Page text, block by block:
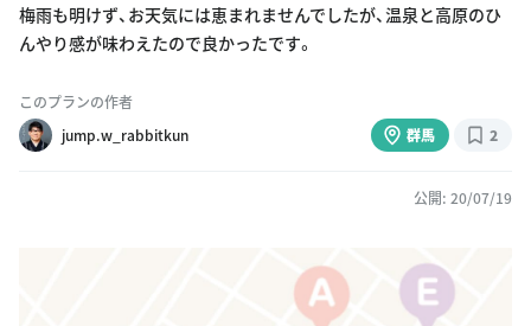
梅雨も明けず、お天気には恵まれませんでしたが、温泉と高原のひ
んやり感が味わえたので良かったです。
このプランの作者
jump.w_rabbitkun
群馬 2
公開: 20/07/19